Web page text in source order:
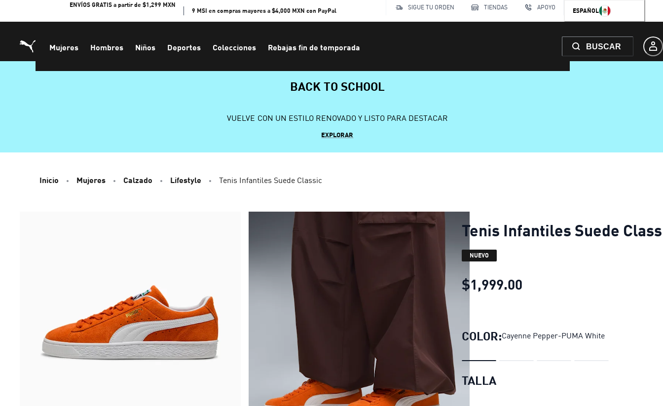
ENVÍOS GRATIS a partir de $1,299 MXN
9 MSI en compras mayores a $4,000 MXN con PayPal
SIGUE TU ORDEN TIENDAS APOYO ESPAÑOL
Mujeres Hombres Niños Deportes Colecciones Rebajas fin de temporada BUSCAR
BACK TO SCHOOL
VUELVE CON UN ESTILO RENOVADO Y LISTO PARA DESTACAR
EXPLORAR
Inicio Mujeres Calzado Lifestyle Tenis Infantiles Suede Classic
Tenis Infantiles Suede
NUEVO
$1,999.00
COLOR:Cayenne Pepper-PUMA White
TALLA